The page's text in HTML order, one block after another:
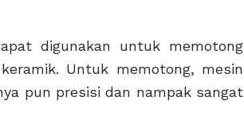
digunakan untuk memotong
Untuk memotong, mesin
pun presisi dan nampak sangat